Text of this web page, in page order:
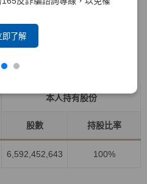
即了解
務，並為客戶帶來更大的利
十名之股東資料
本人持有股份
股數 持股比率
6,592,452,643 100%